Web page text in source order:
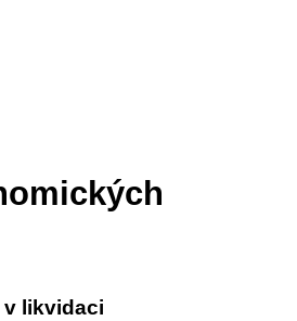
v likvidaci